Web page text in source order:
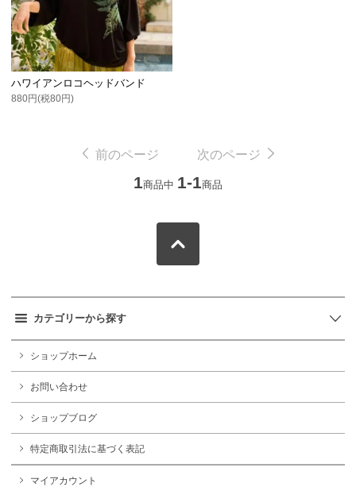
ハワイアンロコヘッドバンド
880円(税80円)
前のページ 次のページ
1商品中 1-1商品
カテゴリーから探す
ショップホーム
お問い合わせ
ショップブログ
特定商取引法に基づく表記
マイアカウント